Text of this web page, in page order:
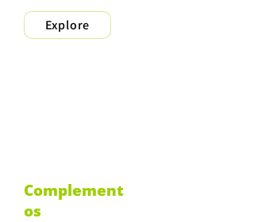
Explore
Complement
os